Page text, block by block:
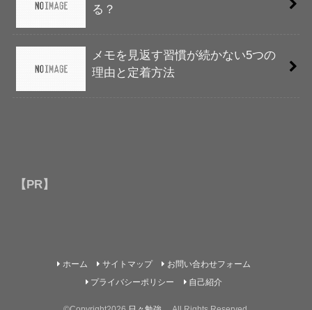
る？
メモを見返す習慣が続かない5つの
理由と定着方法
【PR】
ホーム サイトマップ
お問い合わせフォーム
プライバシーポリシー
自己紹介